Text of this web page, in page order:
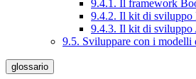
9.4.1. Il framework
9.4.2. Il kit di sviluppo
9.4.3. Il kit di sviluppo
9.5. Sviluppare con i modelli
glossario